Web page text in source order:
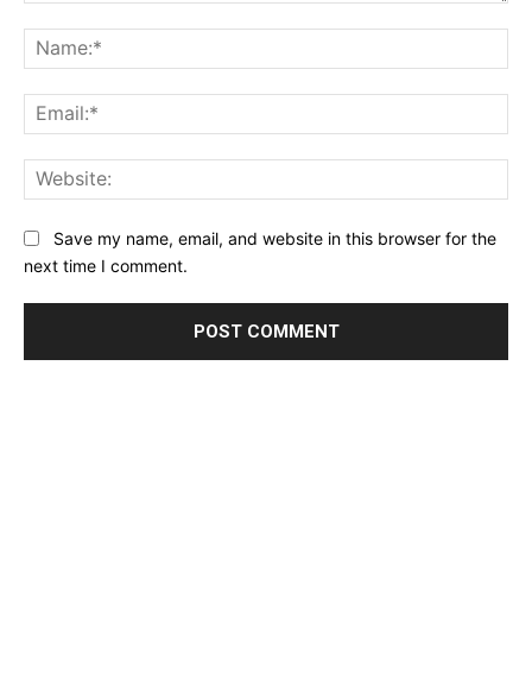
Save my name, email, and website in this browser for the
next time I comment.